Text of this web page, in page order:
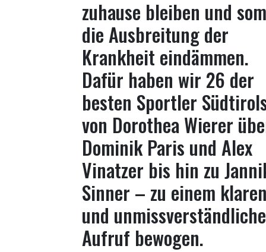
zuhause bleiben und
die Ausbreitung der
Krankheit eindämmen.
Dafür haben wir 26 der
besten Sportler
von Dorothea Wierer
Dominik Paris und Alex
Vinatzer bis hin zu
Sinner – zu einem klaren
und
Aufruf bewogen.